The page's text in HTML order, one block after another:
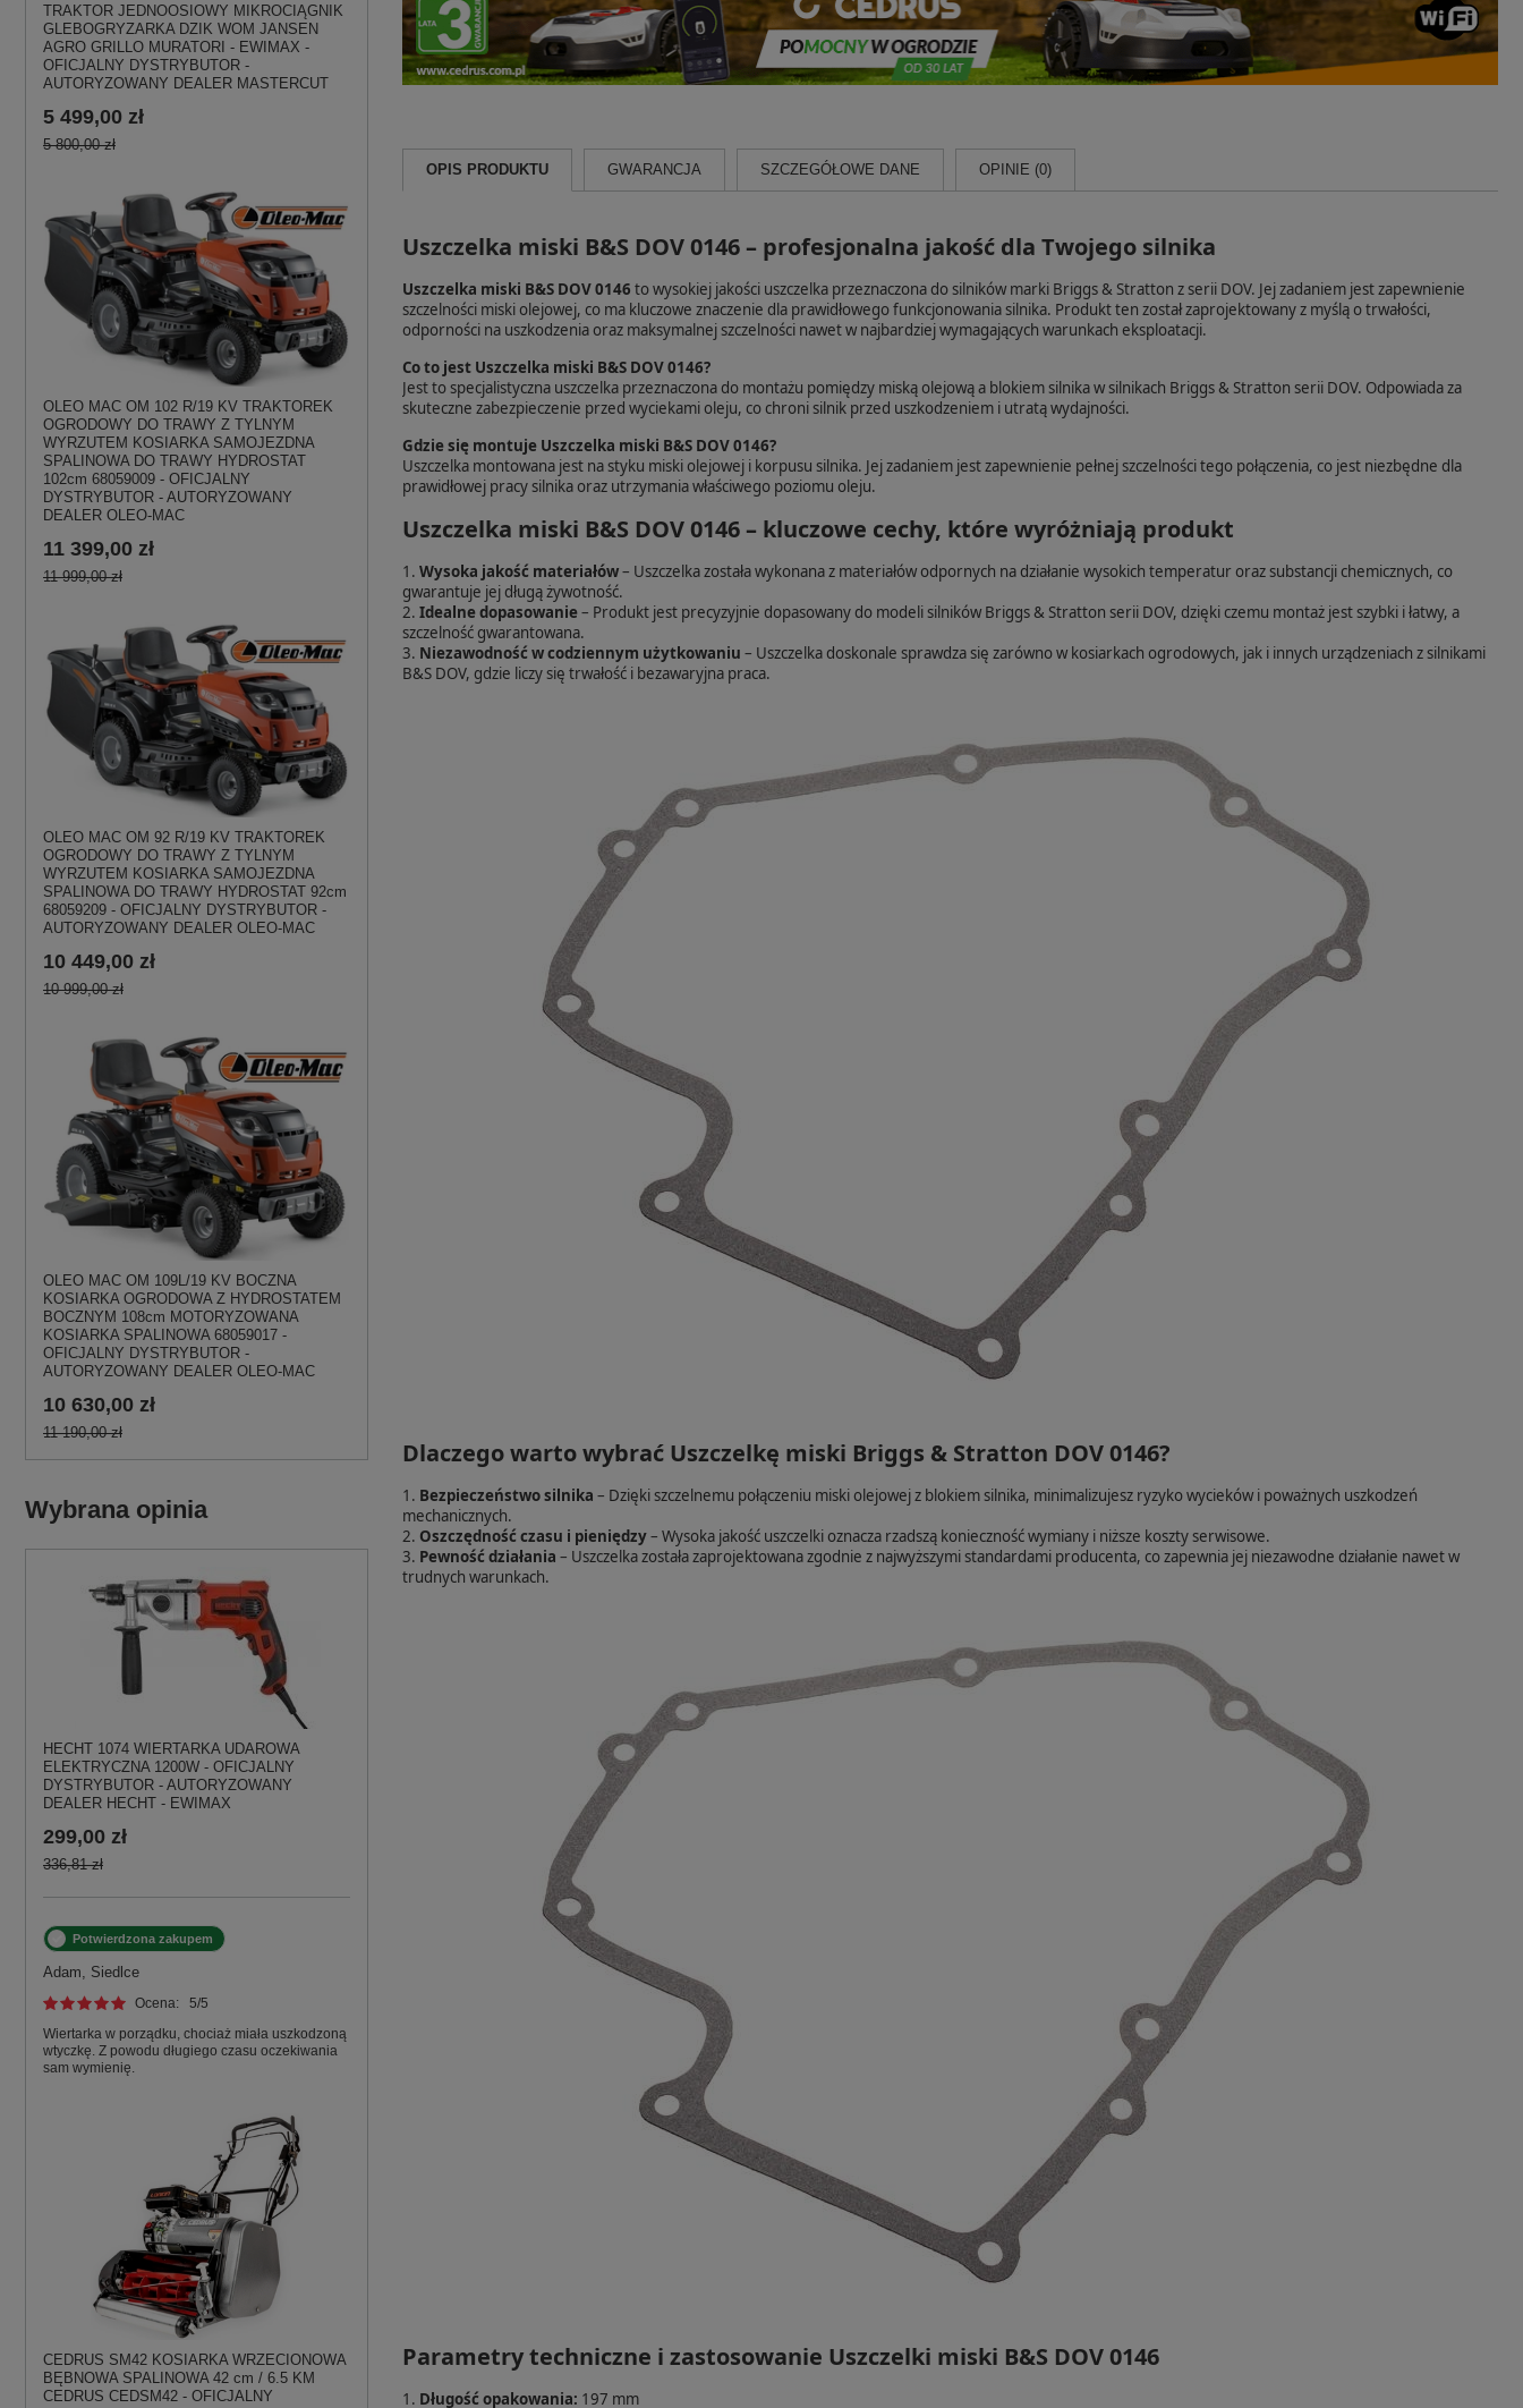
TRAKTOR JEDNOOSIOWY MIKROCIĄGNIK
GLEBOGRYZARKA DZIK WOM JANSEN
AGRO GRILLO MURATORI - EWIMAX -
OFICJALNY DYSTRYBUTOR -
AUTORYZOWANY DEALER MASTERCUT
5 499,00 zł
5 800,00 zł
OLEO MAC OM 102 R/19 KV TRAKTOREK
OGRODOWY DO TRAWY Z TYLNYM
WYRZUTEM KOSIARKA SAMOJEZDNA
SPALINOWA DO TRAWY HYDROSTAT
102cm 68059009 - OFICJALNY
DYSTRYBUTOR - AUTORYZOWANY
DEALER OLEO-MAC
11 399,00 zł
11 999,00 zł
OLEO MAC OM 92 R/19 KV TRAKTOREK
OGRODOWY DO TRAWY Z TYLNYM
WYRZUTEM KOSIARKA SAMOJEZDNA
SPALINOWA DO TRAWY HYDROSTAT 92cm
68059209 - OFICJALNY DYSTRYBUTOR -
AUTORYZOWANY DEALER OLEO-MAC
10 449,00 zł
10 999,00 zł
OLEO MAC OM 109L/19 KV BOCZNA
KOSIARKA OGRODOWA Z HYDROSTATEM
BOCZNYM 108cm MOTORYZOWANA
KOSIARKA SPALINOWA 68059017 -
OFICJALNY DYSTRYBUTOR -
AUTORYZOWANY DEALER OLEO-MAC
10 630,00 zł
11 190,00 zł
Wybrana opinia
HECHT 1074 WIERTARKA UDAROWA
ELEKTRYCZNA 1200W - OFICJALNY
DYSTRYBUTOR - AUTORYZOWANY
DEALER HECHT - EWIMAX
299,00 zł
336,81 zł
Potwierdzona zakupem
Adam, Siedlce
Ocena: 5/5
Wiertarka w porządku, chociaż miała uszkodzoną
wtyczkę. Z powodu długiego czasu oczekiwania
sam wymienię.
CEDRUS SM42 KOSIARKA WRZECIONOWA
BĘBNOWA SPALINOWA 42 cm / 6.5 KM
CEDRUS CEDSM42 - OFICJALNY
OPIS PRODUKTU GWARANCJA SZCZEGÓŁOWE DANE OPINIE (0)
Uszczelka miski B&S DOV 0146 – profesjonalna jakość dla Twojego silnika
Uszczelka miski B&S DOV 0146 to wysokiej jakości uszczelka przeznaczona do silników marki Briggs & Stratton z serii DOV. Jej zadaniem jest zapewnienie
szczelności miski olejowej, co ma kluczowe znaczenie dla prawidłowego funkcjonowania silnika. Produkt ten został zaprojektowany z myślą o trwałości,
odporności na uszkodzenia oraz maksymalnej szczelności nawet w najbardziej wymagających warunkach eksploatacji.
Co to jest Uszczelka miski B&S DOV 0146?
Jest to specjalistyczna uszczelka przeznaczona do montażu pomiędzy miską olejową a blokiem silnika w silnikach Briggs & Stratton serii DOV. Odpowiada za
skuteczne zabezpieczenie przed wyciekami oleju, co chroni silnik przed uszkodzeniem i utratą wydajności.
Gdzie się montuje Uszczelka miski B&S DOV 0146?
Uszczelka montowana jest na styku miski olejowej i korpusu silnika. Jej zadaniem jest zapewnienie pełnej szczelności tego połączenia, co jest niezbędne dla
prawidłowej pracy silnika oraz utrzymania właściwego poziomu oleju.
Uszczelka miski B&S DOV 0146 – kluczowe cechy, które wyróżniają produkt
1. Wysoka jakość materiałów– Uszczelka została wykonana z materiałów odpornych na działanie wysokich temperatur oraz substancji chemicznych, co
gwarantuje jej długą żywotność.
2. Idealne dopasowanie– Produkt jest precyzyjnie dopasowany do modeli silników Briggs & Stratton serii DOV, dzięki czemu montaż jest szybki i łatwy, a
szczelność gwarantowana.
3. Niezawodność w codziennym użytkowaniu – Uszczelka doskonale sprawdza się zarówno w kosiarkach ogrodowych, jak i innych urządzeniach z silnikami
B&S DOV, gdzie liczy się trwałość i bezawaryjna praca.
Dlaczego warto wybrać Uszczelkę miski Briggs & Stratton DOV 0146?
1. Bezpieczeństwo silnika – Dzięki szczelnemu połączeniu miski olejowej z blokiem silnika, minimalizujesz ryzyko wycieków i poważnych uszkodzeń
mechanicznych.
2. Oszczędność czasu i pieniędzy– Wysoka jakość uszczelki oznacza rzadszą konieczność wymiany i niższe koszty serwisowe.
3. Pewność działania – Uszczelka została zaprojektowana zgodnie z najwyższymi standardami producenta, co zapewnia jej niezawodne działanie nawet w
trudnych warunkach.
Parametry techniczne i zastosowanie Uszczelki miski B&S DOV 0146
1. Długość opakowania: 197 mm